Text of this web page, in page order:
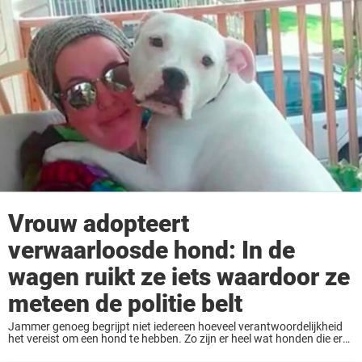
Vrouw adopteert
verwaarloosde hond: In de
wagen ruikt ze iets waardoor ze
meteen de politie belt
Jammer genoeg begrijpt niet iedereen hoeveel verantwoordelijkheid
het vereist om een hond te hebben. Zo zijn er heel wat honden die er